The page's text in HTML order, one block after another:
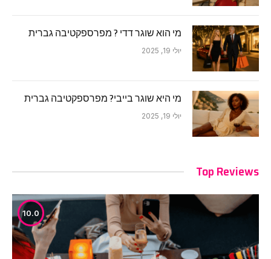
מי הוא שוגר דדי ? מפרספקטיבה גברית
יולי 19, 2025
מי היא שוגר בייבי? מפרספקטיבה גברית
יולי 19, 2025
Top Reviews
10.0